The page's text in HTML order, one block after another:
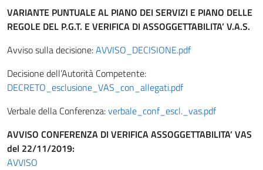
VARIANTE PUNTUALEAL PIANO DEI SERVIZI E PIANO DELLE
REGOLE DEL P.G.T. E VERIFICA DI ASSOGGETTABILITA’ V.A.S.
Avviso sulla decisione:AVVISO_DECISIONE.pdf
Decisione dell’Autorità Competente:
DECRETO_esclusione_VAS_con_allegati.pdf
Verbale della Conferenza:verbale_conf_escl._vas.pdf
AVVISO CONFERENZA DI VERIFICA ASSOGGETTABILITA’ VAS
del 22/11/2019:
AVVISO